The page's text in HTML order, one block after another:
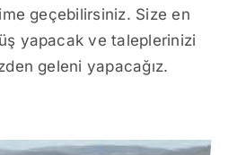
geçebilirsiniz. Size en
yapacak ve taleplerinizi
geleni yapacağız.